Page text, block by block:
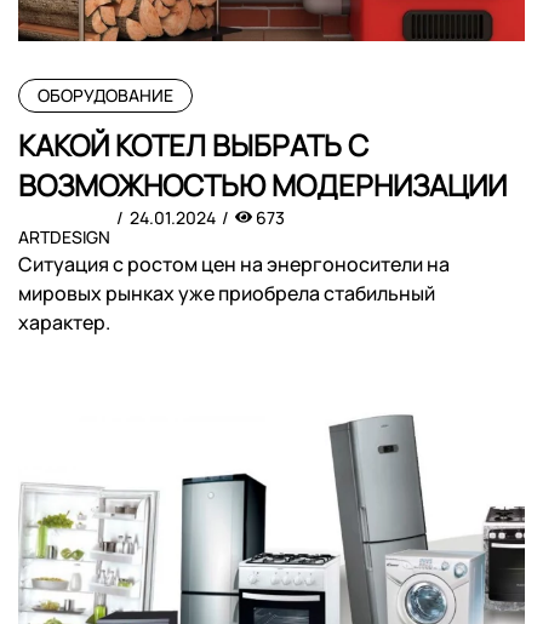
ОБОРУДОВАНИЕ
КАКОЙ КОТЕЛ ВЫБРАТЬ С
ВОЗМОЖНОСТЬЮ МОДЕРНИЗАЦИИ
ARTDESIGN
24.01.2024 673
Ситуация с ростом цен на энергоносители на
мировых рынках уже приобрела стабильный
характер.